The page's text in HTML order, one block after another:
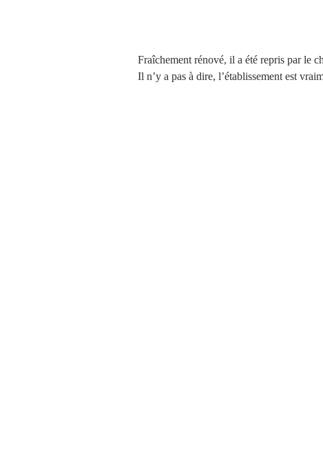
Fraîchement rénové, il a été repris par le
Il n’y a pas à dire, l’établissement est